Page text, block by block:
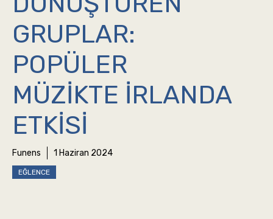
GRUPLAR:
POPÜLER
MÜZIKTE İRLANDA
ETKISI
Funens 1 Haziran 2024
EĞLENCE